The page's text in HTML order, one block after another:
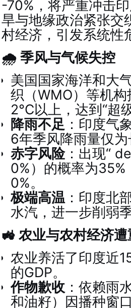
-70%，将严重冲击
旱与地缘政治紧张交
村经济，引发系统性
🌧️ 季风与气候失控
美国国家海洋和大
织（WMO）等机
2°C以上，达到“超
降雨不足 ：印度气
6年季风降雨量仅
赤字风险：出现“
0%）的概率为
0%。
极端高温 ：印度北
水汽，进一步削弱
🚜 农业与农村经济遭
农业养活了印度近
的GDP。
作物歉收 ：依赖雨
和油籽）因播种窗